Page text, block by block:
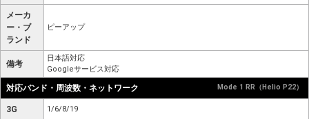
メーカ
ー・ブ
ランド
ピーアップ
備考
日本語対応
Googleサービス対応
対応バンド・周波数・ネットワーク Mode 1 RR（Helio P22）
3G 1/6/8/19